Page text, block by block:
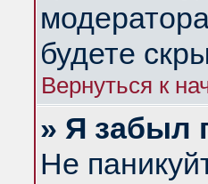
будете
Вернуться к
» Я забыл
Не